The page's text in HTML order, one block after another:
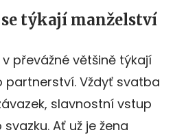
se týkají manželství
převážné většině týkají
partnerství. Vždyť svatba
slavnostní vstup
Ať už je žena